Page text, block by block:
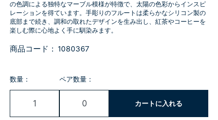
の色調による独特なマーブル模様が特徴で、太陽の色彩からインスピ
レーションを得ています。手彫りのフルートは柔らかなシリコン製の
底部まで続き、調和の取れたデザインを生み出し、紅茶やコーヒーを
楽しむ際に心地よく手に馴染みます。
商品コード： 1080367
数量： ペア数量：
カートに入れる